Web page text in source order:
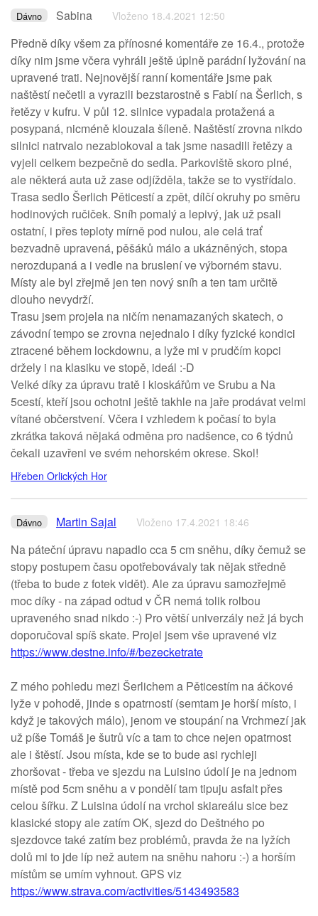
Dávno Sabina Vloženo 18.4.2021 12:50
Předně díky všem za přínosné komentáře ze 16.4., protože
díky nim jsme včera vyhráli ještě úplně parádní lyžování na
upravené trati. Nejnovější ranní komentáře jsme pak
naštěstí nečetli a vyrazili bezstarostně s Fabií na Šerlich, s
řetězy v kufru. V půl 12. silnice vypadala protažená a
posypaná, nicméně klouzala šíleně. Naštěstí zrovna nikdo
silnici natrvalo nezablokoval a tak jsme nasadili řetězy a
vyjeli celkem bezpečně do sedla. Parkoviště skoro plné,
ale některá auta už zase odjížděla, takže se to vystřídalo.
Trasa sedlo Šerlich Pěticestí a zpět, dílčí okruhy po směru
hodinových ručiček. Sníh pomalý a lepivý, jak už psali
ostatní, i přes teploty mírně pod nulou, ale celá trať
bezvadně upravená, pěšáků málo a ukázněných, stopa
nerozdupaná a i vedle na bruslení ve výborném stavu.
Místy ale byl zřejmě jen ten nový sníh a ten tam určitě
dlouho nevydrží.
Trasu jsem projela na ničím nenamazaných skatech, o
závodní tempo se zrovna nejednalo i díky fyzické kondici
ztracené během lockdownu, a lyže mi v prudčím kopci
držely i na klasiku ve stopě, ideál :-D
Velké díky za úpravu tratě i kioskářům ve Srubu a Na
5cestí, kteří jsou ochotni ještě takhle na jaře prodávat velmi
vítané občerstvení. Včera i vzhledem k počasí to byla
zkrátka taková nějaká odměna pro nadšence, co 6 týdnů
čekali uzavřeni ve svém nehorském okrese. Skol!
Hřeben Orlických Hor
Dávno Martin Sajal Vloženo 17.4.2021 18:46
Na páteční úpravu napadlo cca 5 cm sněhu, díky čemuž se
stopy postupem času opotřebovávaly tak nějak středně
(třeba to bude z fotek vidět). Ale za úpravu samozřejmě
moc díky - na západ odtud v ČR nemá tolik rolbou
upraveného snad nikdo :-) Pro větší univerzály než já bych
doporučoval spíš skate. Projel jsem vše upravené viz
https://www.destne.info/#/bezecketrate
Z mého pohledu mezi Šerlichem a Pěticestím na áčkové
lyže v pohodě, jinde s opatrností (semtam je horší místo, i
když je takových málo), jenom ve stoupání na Vrchmezí jak
už píše Tomáš je šutrů víc a tam to chce nejen opatrnost
ale i štěstí. Jsou místa, kde se to bude asi rychleji
zhoršovat - třeba ve sjezdu na Luisino údolí je na jednom
místě pod 5cm sněhu a v pondělí tam tipuju asfalt přes
celou šířku. Z Luisina údolí na vrchol skiareálu sice bez
klasické stopy ale zatím OK, sjezd do Deštného po
sjezdovce také zatím bez problémů, pravda že na lyžích
dolů mi to jde líp než autem na sněhu nahoru :-) a horším
místům se umím vyhnout. GPS viz
https://www.strava.com/activities/5143493583